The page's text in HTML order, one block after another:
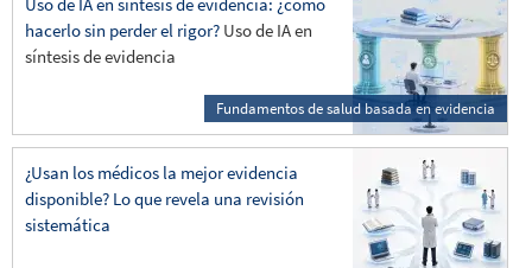
hacerlo sin perder el rigor? Uso de IA en
síntesis de evidencia
Fundamentos de salud basada en evidencia
¿Usan los médicos la mejor evidencia
disponible? Lo que revela una revisión
sistemática